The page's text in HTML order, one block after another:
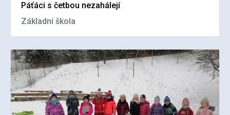
Páťáci s četbou nezahálejí
Základní škola